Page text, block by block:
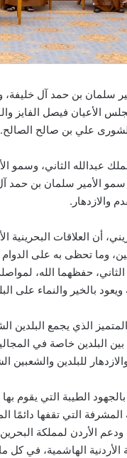
سلمان بن حمد آل خليفة،
الأعيان فيصل الفايز
علي بن صالح الصالح.
عبدالله الثاني، وسمو
الأمير سلمان بن حمد آل
والازدهار.
أن العلاقات البحرينية
وما تحظى به على
حفظهما الله،
بالخير والنماء على
الذي يجمع البلدين
البلدين خاصة في
للبلدين والشعبين
الطيبة التي يقوم بها
المشرفة التي تقفها دائمًا
الأردن لمملكة البحرين
الأردنية الهاشمية، في كل